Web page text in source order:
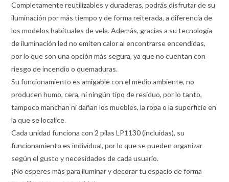
Completamente reutilizables y duraderas, podrás disfrutar de su
iluminación por más tiempo y de forma reiterada, a diferencia de
los modelos habituales de vela. Además, gracias a su tecnología
de iluminación led no emiten calor al encontrarse encendidas,
por lo que son una opción más segura, ya que no cuentan con
riesgo de incendio o quemaduras.
Su funcionamiento es amigable con el medio ambiente, no
producen humo, cera, ni ningún tipo de residuo, por lo tanto,
tampoco manchan ni dañan los muebles, la ropa o la superficie en
la que se localice.
Cada unidad funciona con 2 pilas LP1130 (incluidas), su
funcionamiento es individual, por lo que se pueden organizar
según el gusto y necesidades de cada usuario.
¡No esperes más para iluminar y decorar tu espacio de forma